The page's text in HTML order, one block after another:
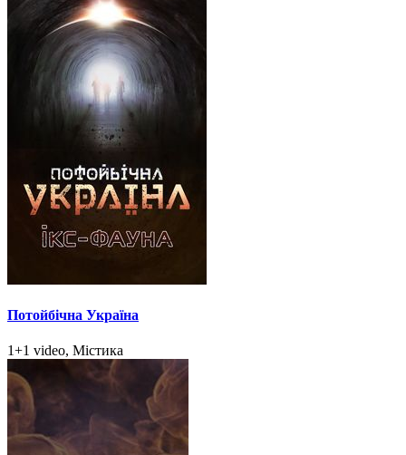
Потойбічна Україна
1+1 video, Містика